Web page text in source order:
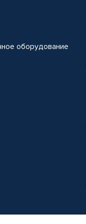
оборудование